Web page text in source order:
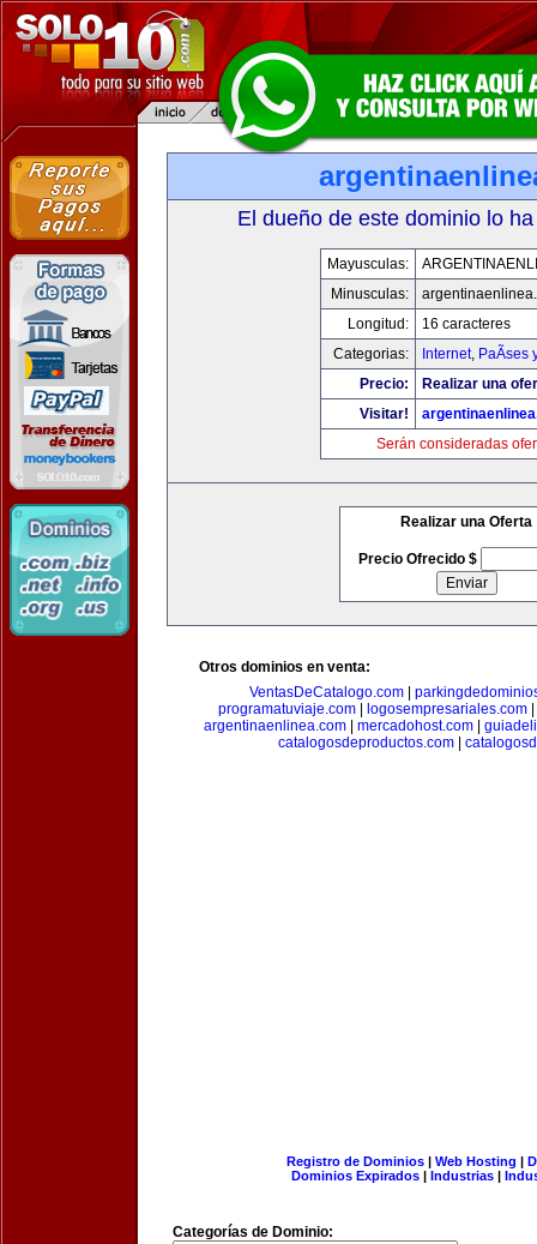
El dueño de este dominio lo
Mayusculas:
Minusculas:
Longitud:
16 caracteres
Categorias:
Internet, PaÃ­ses
Precio:
Realizar una
Visitar!
Serán consideradas
Realizar una Oferta
Precio Ofrecido $
Otros dominios en venta:
VentasDeCatalogo.com|
programatuviaje.com| logosempresariales.com|
argentinaenlinea.com| mercadohost.com|
catalogosdeproductos.com
Registro de Dominios| Web Hosting |
Dominios Expirados | Industrias |
Categorías de Dominio: